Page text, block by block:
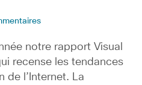
notre rapport Visual
recense les tendances
de l’Internet. La